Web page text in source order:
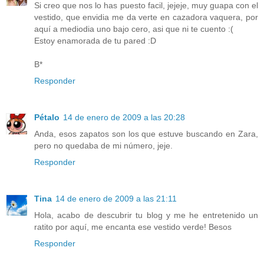
Si creo que nos lo has puesto facil, jejeje, muy guapa con el
vestido, que envidia me da verte en cazadora vaquera, por
aquí a mediodia uno bajo cero, asi que ni te cuento :(
Estoy enamorada de tu pared :D
B*
Responder
Pétalo 14 de enero de 2009 a las 20:28
Anda, esos zapatos son los que estuve buscando en Zara,
pero no quedaba de mi número, jeje.
Responder
Tina 14 de enero de 2009 a las 21:11
Hola, acabo de descubrir tu blog y me he entretenido un
ratito por aquí, me encanta ese vestido verde! Besos
Responder